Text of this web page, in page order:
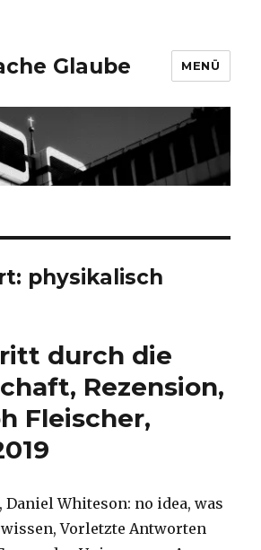
Glaube MENÜ
physikalisch
durch die
Rezension,
Fleischer,
Daniel Whiteson: no idea, was
Vorletzte Antworten